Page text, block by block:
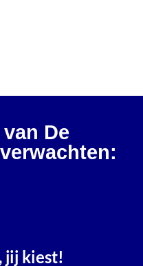
De
jij kiest!